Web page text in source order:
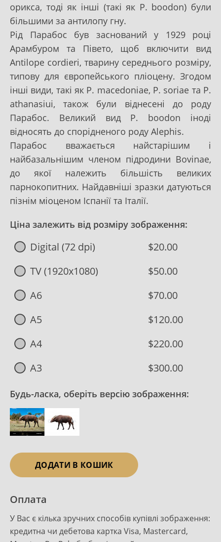
орикса, тоді як інші (такі як P. boodon) були
більшими за антилопу гну.
Рід Парабос був заснований у 1929 році
Арамбуром та Півето, щоб включити вид
Antilope cordieri, тварину середнього розміру,
типову для європейського пліоцену. Згодом
інші види, такі як P. macedoniae, P. soriae та P.
athanasiui, також були віднесені до роду
Парабос. Великий вид P. boodon іноді
відносять до спорідненого роду Alephis.
Парабос вважається найстарішим і
найбазальнішим членом підродини Bovinae,
до якої належить більшість великих
парнокопитних. Найдавніші зразки датуються
пізнім міоценом Іспанії та Італії.
Ціна залежить від розміру зображення:
Digital (72 dpi)
$20.00
TV (1920x1080)
$50.00
A6
$70.00
A5
$120.00
A4
$220.00
A3
$300.00
Будь-ласка, оберіть версію зображення:
ДОДАТИ В КОШИК
Оплата
У Вас є кілька зручних способів купівлі зображення:
кредитна чи дебетова картка Visa, Mastercard,